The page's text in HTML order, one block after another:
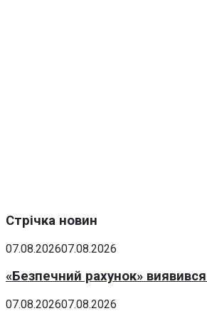
Стрічка новин
07.08.202607.08.2026
«Безпечний рахунок»
07.08.202607.08.2026